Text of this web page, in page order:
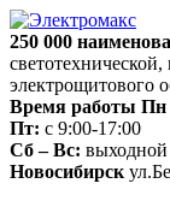
250 000
электрощитового
Время работы Пн
Пт: с 9:00-17:00
Сб – Вс: выходной
Новосибирск